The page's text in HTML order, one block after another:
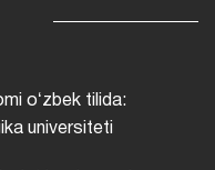
oʻzbek tilida:
universiteti